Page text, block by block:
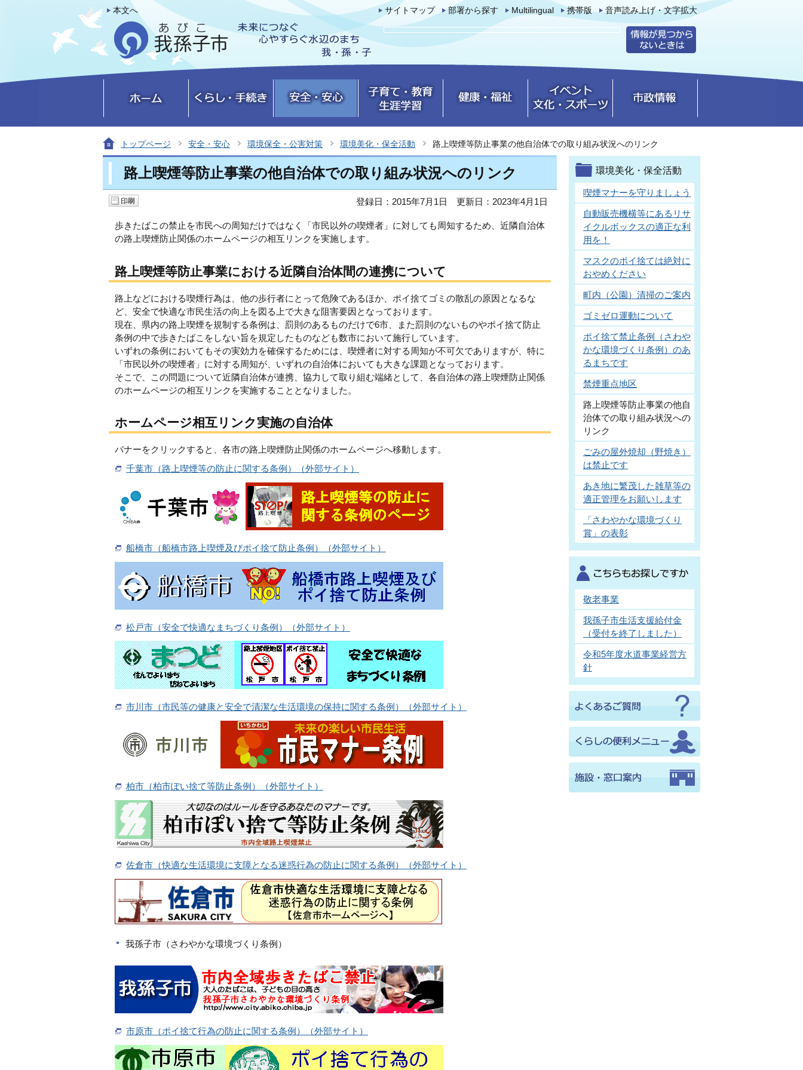
本文へ サイトマップ 部署から探す Multilingual 携帯版 音声読み上げ・文字拡大
トップページ 安全・安心 環境保全・公害対策 環境美化・保全活動 路上喫煙等防止事業の他自治体での取り組み状況へのリンク
路上喫煙等防止事業の他自治体での取り組み状況へのリンク
登録日：2015年7月1日 更新日：2023年4月1日
歩きたばこの禁止を市民への周知だけではなく「市民以外の喫煙者」に対しても周知するため、近隣自治体
の路上喫煙防止関係のホームページの相互リンクを実施します。
路上喫煙等防止事業における近隣自治体間の連携について
路上などにおける喫煙行為は、他の歩行者にとって危険であるほか、ポイ捨てゴミの散乱の原因となるな
ど、安全で快適な市民生活の向上を図る上で大きな阻害要因となっております。
現在、県内の路上喫煙を規制する条例は、罰則のあるものだけで6市、また罰則のないものやポイ捨て防止
条例の中で歩きたばこをしない旨を規定したものなども数市において施行しています。
いずれの条例においてもその実効力を確保するためには、喫煙者に対する周知が不可欠でありますが、特に
「市民以外の喫煙者」に対する周知が、いずれの自治体においても大きな課題となっております。
そこで、この問題について近隣自治体が連携、協力して取り組む端緒として、各自治体の路上喫煙防止関係
のホームページの相互リンクを実施することとなりました。
ホームページ相互リンク実施の自治体
バナーをクリックすると、各市の路上喫煙防止関係のホームページへ移動します。
千葉市（路上喫煙等の防止に関する条例）（外部サイト）
船橋市（船橋市路上喫煙及びポイ捨て防止条例）（外部サイト）
松戸市（安全で快適なまちづくり条例）（外部サイト）
市川市（市民等の健康と安全で清潔な生活環境の保持に関する条例）（外部サイト）
柏市（柏市ぽい捨て等防止条例）（外部サイト）
佐倉市（快適な生活環境に支障となる迷惑行為の防止に関する条例）（外部サイト）
我孫子市（さわやかな環境づくり条例）
市原市（ポイ捨て行為の防止に関する条例）（外部サイト）
環境美化・保全活動
喫煙マナーを守りましょう
自動販売機横等にあるリサ
イクルボックスの適正な利
用を！
マスクのポイ捨ては絶対に
おやめください
町内（公園）清掃のご案内
ゴミゼロ運動について
ポイ捨て禁止条例（さわや
かな環境づくり条例）のあ
るまちです
禁煙重点地区
路上喫煙等防止事業の他自
治体での取り組み状況への
リンク
ごみの屋外焼却（野焼き）
は禁止です
あき地に繁茂した雑草等の
適正管理をお願いします
「さわやかな環境づくり
賞」の表彰
敬老事業
我孫子市生活支援給付金
（受付を終了しました）
令和5年度水道事業経営方
針